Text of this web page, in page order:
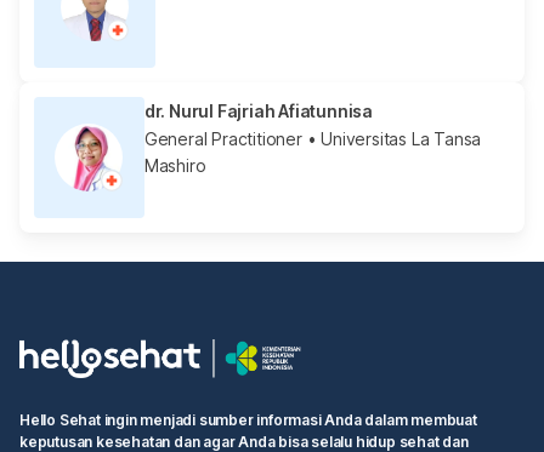
dr. Nurul Fajriah Afiatunnisa
General Practitioner• Universitas La Tansa
Mashiro
Hello Sehat ingin menjadi sumber informasi Anda dalam membuat
keputusan kesehatan dan agar Anda bisa selalu hidup sehat dan